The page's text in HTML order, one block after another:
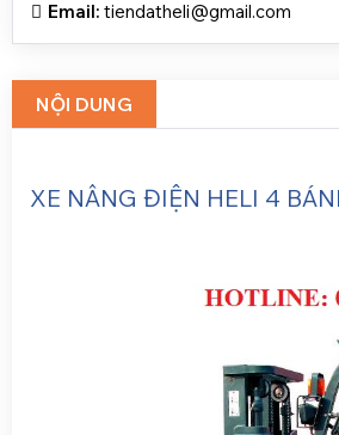
Email: tiendatheli@gmail.com
NỘI DUNG
XE NÂNG ĐIỆN HELI 4